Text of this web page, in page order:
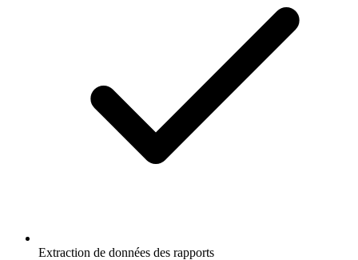
Extraction de données des rapports